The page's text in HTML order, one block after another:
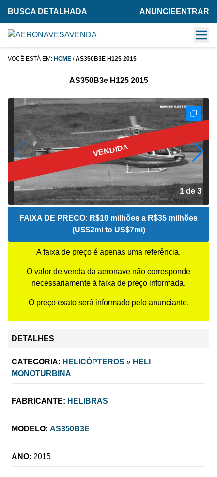
BUSCA DETALHADA ANUNCIE ENTRAR
VOCÊ ESTÁ EM: HOME /AS350B3E H125 2015
AS350B3e H125 2015
VENDIDA
2 de 3
FAIXA DE PREÇO: R$10 milhões a R$35 milhões
(US$2mi to US$7mi)
A faixa de preço é apenas uma referência.
O valor de venda da aeronave não corresponde
necessariamente à faixa de preço informada.
O preço exato será informado pelo anunciante.
DETALHES
CATEGORIA: HELICÓPTEROS » HELI
MONOTURBINA
FABRICANTE: HELIBRAS
MODELO: AS350B3E
ANO: 2015